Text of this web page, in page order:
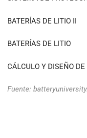
BATERÍAS DE LITIO II
BATERÍAS DE LITIO
CÁLCULO Y DISEÑO
Fuente: